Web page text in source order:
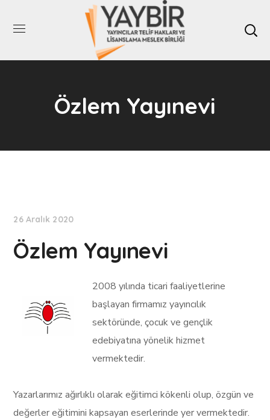
Özlem Yayınevi
26 Aralık 2020
Özlem Yayınevi
2008 yılında ticari faaliyetlerine
başlayan firmamız yayıncılık
sektöründe, çocuk ve gençlik
edebiyatına yönelik hizmet
vermektedir.
Yazarlarımız ağırlıklı olarak eğitimci kökenli olup, özgün ve
değerler eğitimini kapsayan eserlerinde yer vermektedir.